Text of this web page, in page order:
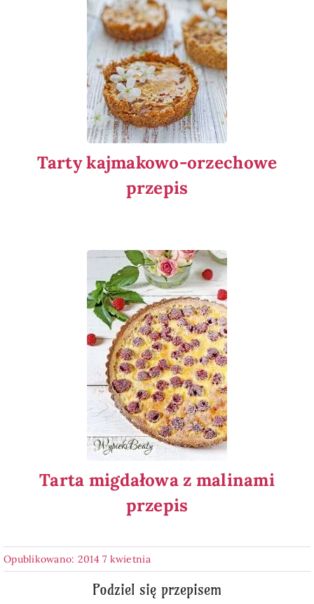
Tarty kajmakowo-orzechowe
przepis
Tarta migdałowa z malinami
przepis
Opublikowano: 2014 7 kwietnia
Podziel się przepisem